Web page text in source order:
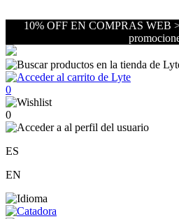
10% OFF EN COMPRAS WEB
0
0
ES
EN